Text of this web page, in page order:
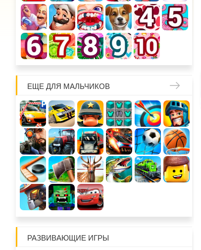
ЕЩЕ ДЛЯ МАЛЬЧИКОВ
РАЗВИВАЮЩИЕ ИГРЫ